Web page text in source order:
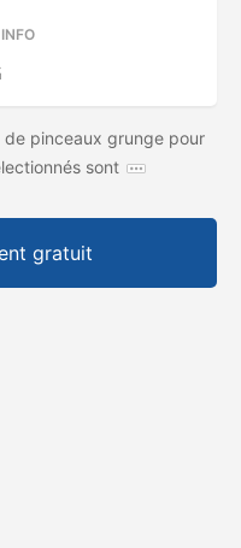
de pinceaux grunge pour
sont
gratuit